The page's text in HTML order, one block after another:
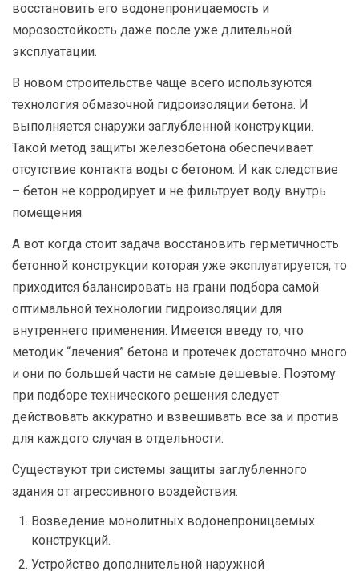
восстановить его водонепроницаемость и
морозостойкость даже после уже длительной
эксплуатации.
В новом строительстве чаще всего используются
технология обмазочной гидроизоляции бетона. И
выполняется снаружи заглубленной конструкции.
Такой метод защиты железобетона обеспечивает
отсутствие контакта воды с бетоном. И как следствие
– бетон не корродирует и не фильтрует воду внутрь
помещения.
А вот когда стоит задача восстановить герметичность
бетонной конструкции которая уже эксплуатируется, то
приходится балансировать на грани подбора самой
оптимальной технологии гидроизоляции для
внутреннего применения. Имеется введу то, что
методик “лечения” бетона и протечек достаточно много
и они по большей части не самые дешевые. Поэтому
при подборе технического решения следует
действовать аккуратно и взвешивать все за и против
для каждого случая в отдельности.
Существуют три системы защиты заглубленного
здания от агрессивного воздействия:
Возведение монолитных водонепроницаемых
конструкций.
Устройство дополнительной наружной